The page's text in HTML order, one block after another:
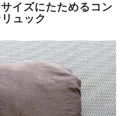
イズにたためるコン
ュック